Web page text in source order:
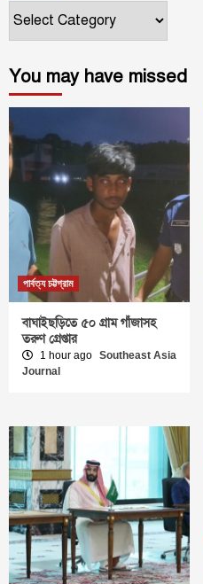
ক্যাটাগরি
You may have missed
পার্বত্য চট্টগ্রাম
বাঘাইছড়িতে ৫০ গ্রাম গাঁজাসহ
তরুণ গ্রেপ্তার
1 hour ago Southeast Asia
Journal